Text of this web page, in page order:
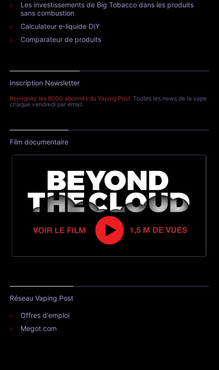
Les investissements de Big Tobacco dans les produits
sans combustion
Calculateur e-liquide DIY
Comparateur de produits
Inscription Newsletter
Rejoignez les 8000 abonnés du Vaping Post. Toutes les news de la vape
chaque vendredi par email.
Film documentaire
Réseau Vaping Post
Offres d'emploi
Megot.com